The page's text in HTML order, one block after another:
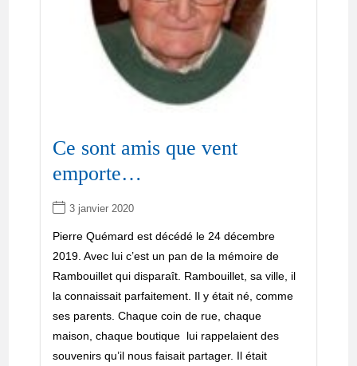
Ce sont amis que vent
emporte…
3 janvier 2020
Pierre Quémard est décédé le 24 décembre
2019. Avec lui c’est un pan de la mémoire de
Rambouillet qui disparaît. Rambouillet, sa ville, il
la connaissait parfaitement. Il y était né, comme
ses parents. Chaque coin de rue, chaque
maison, chaque boutique lui rappelaient des
souvenirs qu’il nous faisait partager. Il était